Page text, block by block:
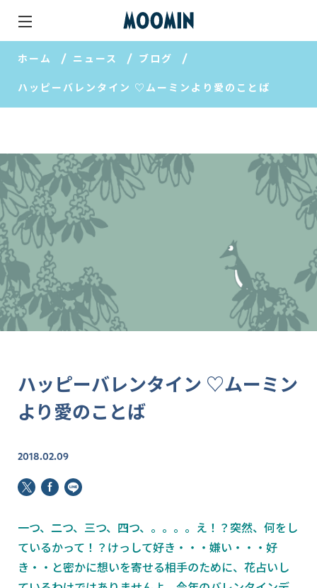
ホーム ニュース ブログ
ハッピーバレンタイン ♡ムーミンより愛のことば
ハッピーバレンタイン ♡ムーミン
より愛のことば
2018.02.09
一つ、二つ、三つ、四つ、。。。。え！？突然、何をし
ているかって！？けっして好き・・・嫌い・・・好
き・・と密かに想いを寄せる相手のために、花占いし